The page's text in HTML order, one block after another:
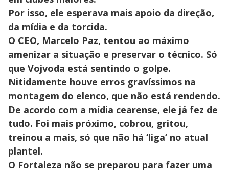
Por isso, ele esperava mais apoio da direção,
da mídia e da torcida.
O CEO, Marcelo Paz, tentou ao máximo
amenizar a situação e preservar o técnico. Só
que Vojvoda está sentindo o golpe.
Nitidamente houve erros gravíssimos na
montagem do elenco, que não está rendendo.
De acordo com a mídia cearense, ele já fez de
tudo. Foi mais próximo, cobrou, gritou,
treinou a mais, só que não há ‘liga’ no atual
plantel.
O Fortaleza não se preparou para fazer uma